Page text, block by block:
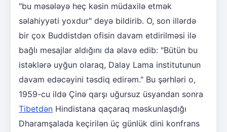
"bu məsələyə heç kəsin müdaxilə etmək
səlahiyyəti yoxdur" deyə bildirib. O, son illərdə
bir çox Buddistdən ofisin davam etdirilməsi ilə
bağlı mesajlar aldığını da əlavə edib: "Bütün bu
istəklərə uyğun olaraq, Dalay Lama institutunun
davam edəcəyini təsdiq edirəm." Bu şərhləri o,
1959-cu ildə Çinə qarşı uğursuz üsyandan sonra
Tibetdən Hindistana qaçaraq məskunlaşdığı
Dharamşalada keçirilən üç günlük dini konfrans